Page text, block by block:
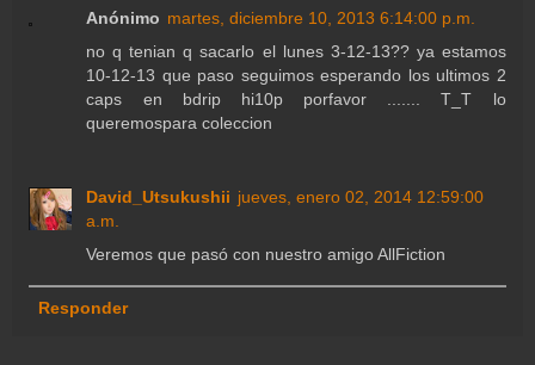
Anónimo martes, diciembre 10, 2013 6:14:00 p.m.
no q tenian q sacarlo el lunes 3-12-13?? ya estamos
10-12-13 que paso seguimos esperando los ultimos 2
caps en bdrip hi10p porfavor ....... T_T lo
queremospara coleccion
David_Utsukushii jueves, enero 02, 2014 12:59:00
a.m.
Veremos que pasó con nuestro amigo AllFiction
Responder